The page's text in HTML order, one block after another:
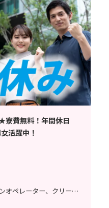
寮費無料！年間休日
活躍中！
検査、組立・組付け、マシンオペレーター、クリーンルーム